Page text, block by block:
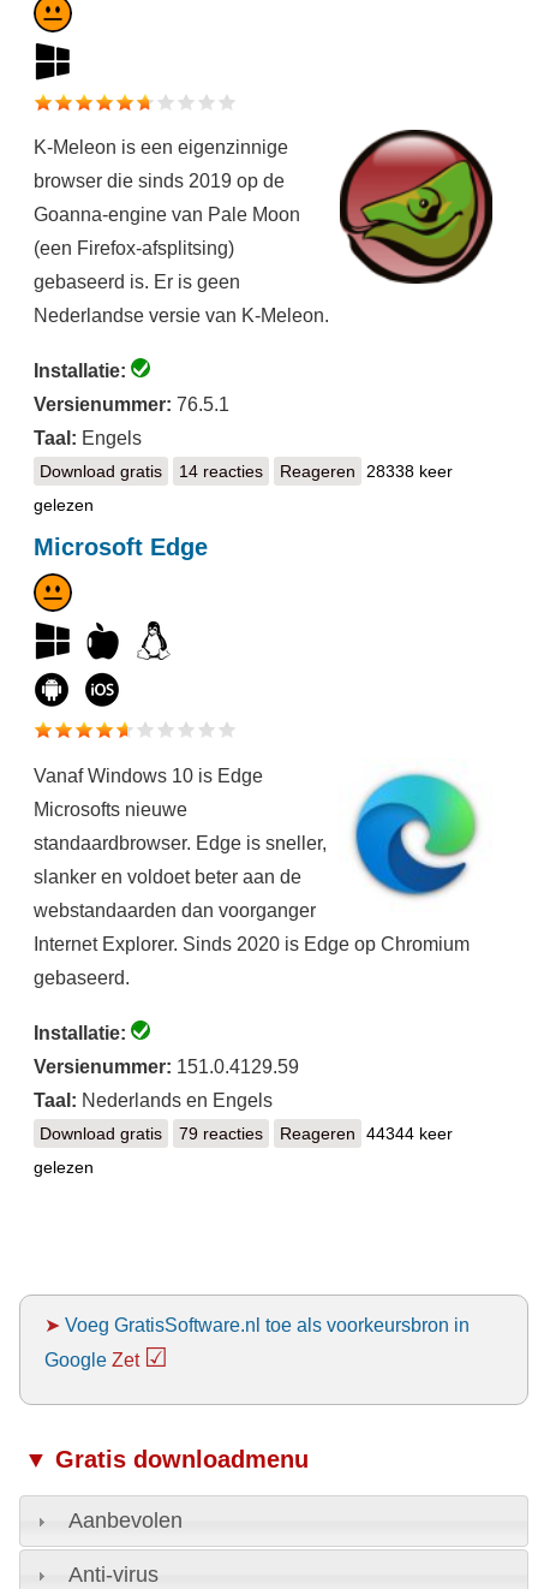
K-Meleon is een eigenzinnige
browser die sinds 2019 op de
Goanna-engine van Pale Moon
(een Firefox-afsplitsing)
gebaseerd is. Er is geen
Nederlandse versie van K-Meleon.
Installatie:
Versienummer: 76.5.1
Taal: Engels
Download gratisK-Meleon
14 reacties Reageren
28338 keer
gelezen
Microsoft Edge
Vanaf Windows 10 is Edge
Microsofts nieuwe
standaardbrowser. Edge is sneller,
slanker en voldoet beter aan de
webstandaarden dan voorganger
Internet Explorer. Sinds 2020 is Edge op Chromium
gebaseerd.
Installatie:
Versienummer: 151.0.4129.59
Taal: Nederlands en Engels
Download gratisMicrosoft Edge
79 reacties Reageren
44344 keer
gelezen
➤ Voeg GratisSoftware.nl toe als voorkeursbron in
Google Zet ☑
▼ Gratis downloadmenu
Aanbevolen
Anti-virus